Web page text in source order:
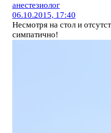
анестезиолог
06.10.2015, 17:40
Несмотря на стол и
симпатично!